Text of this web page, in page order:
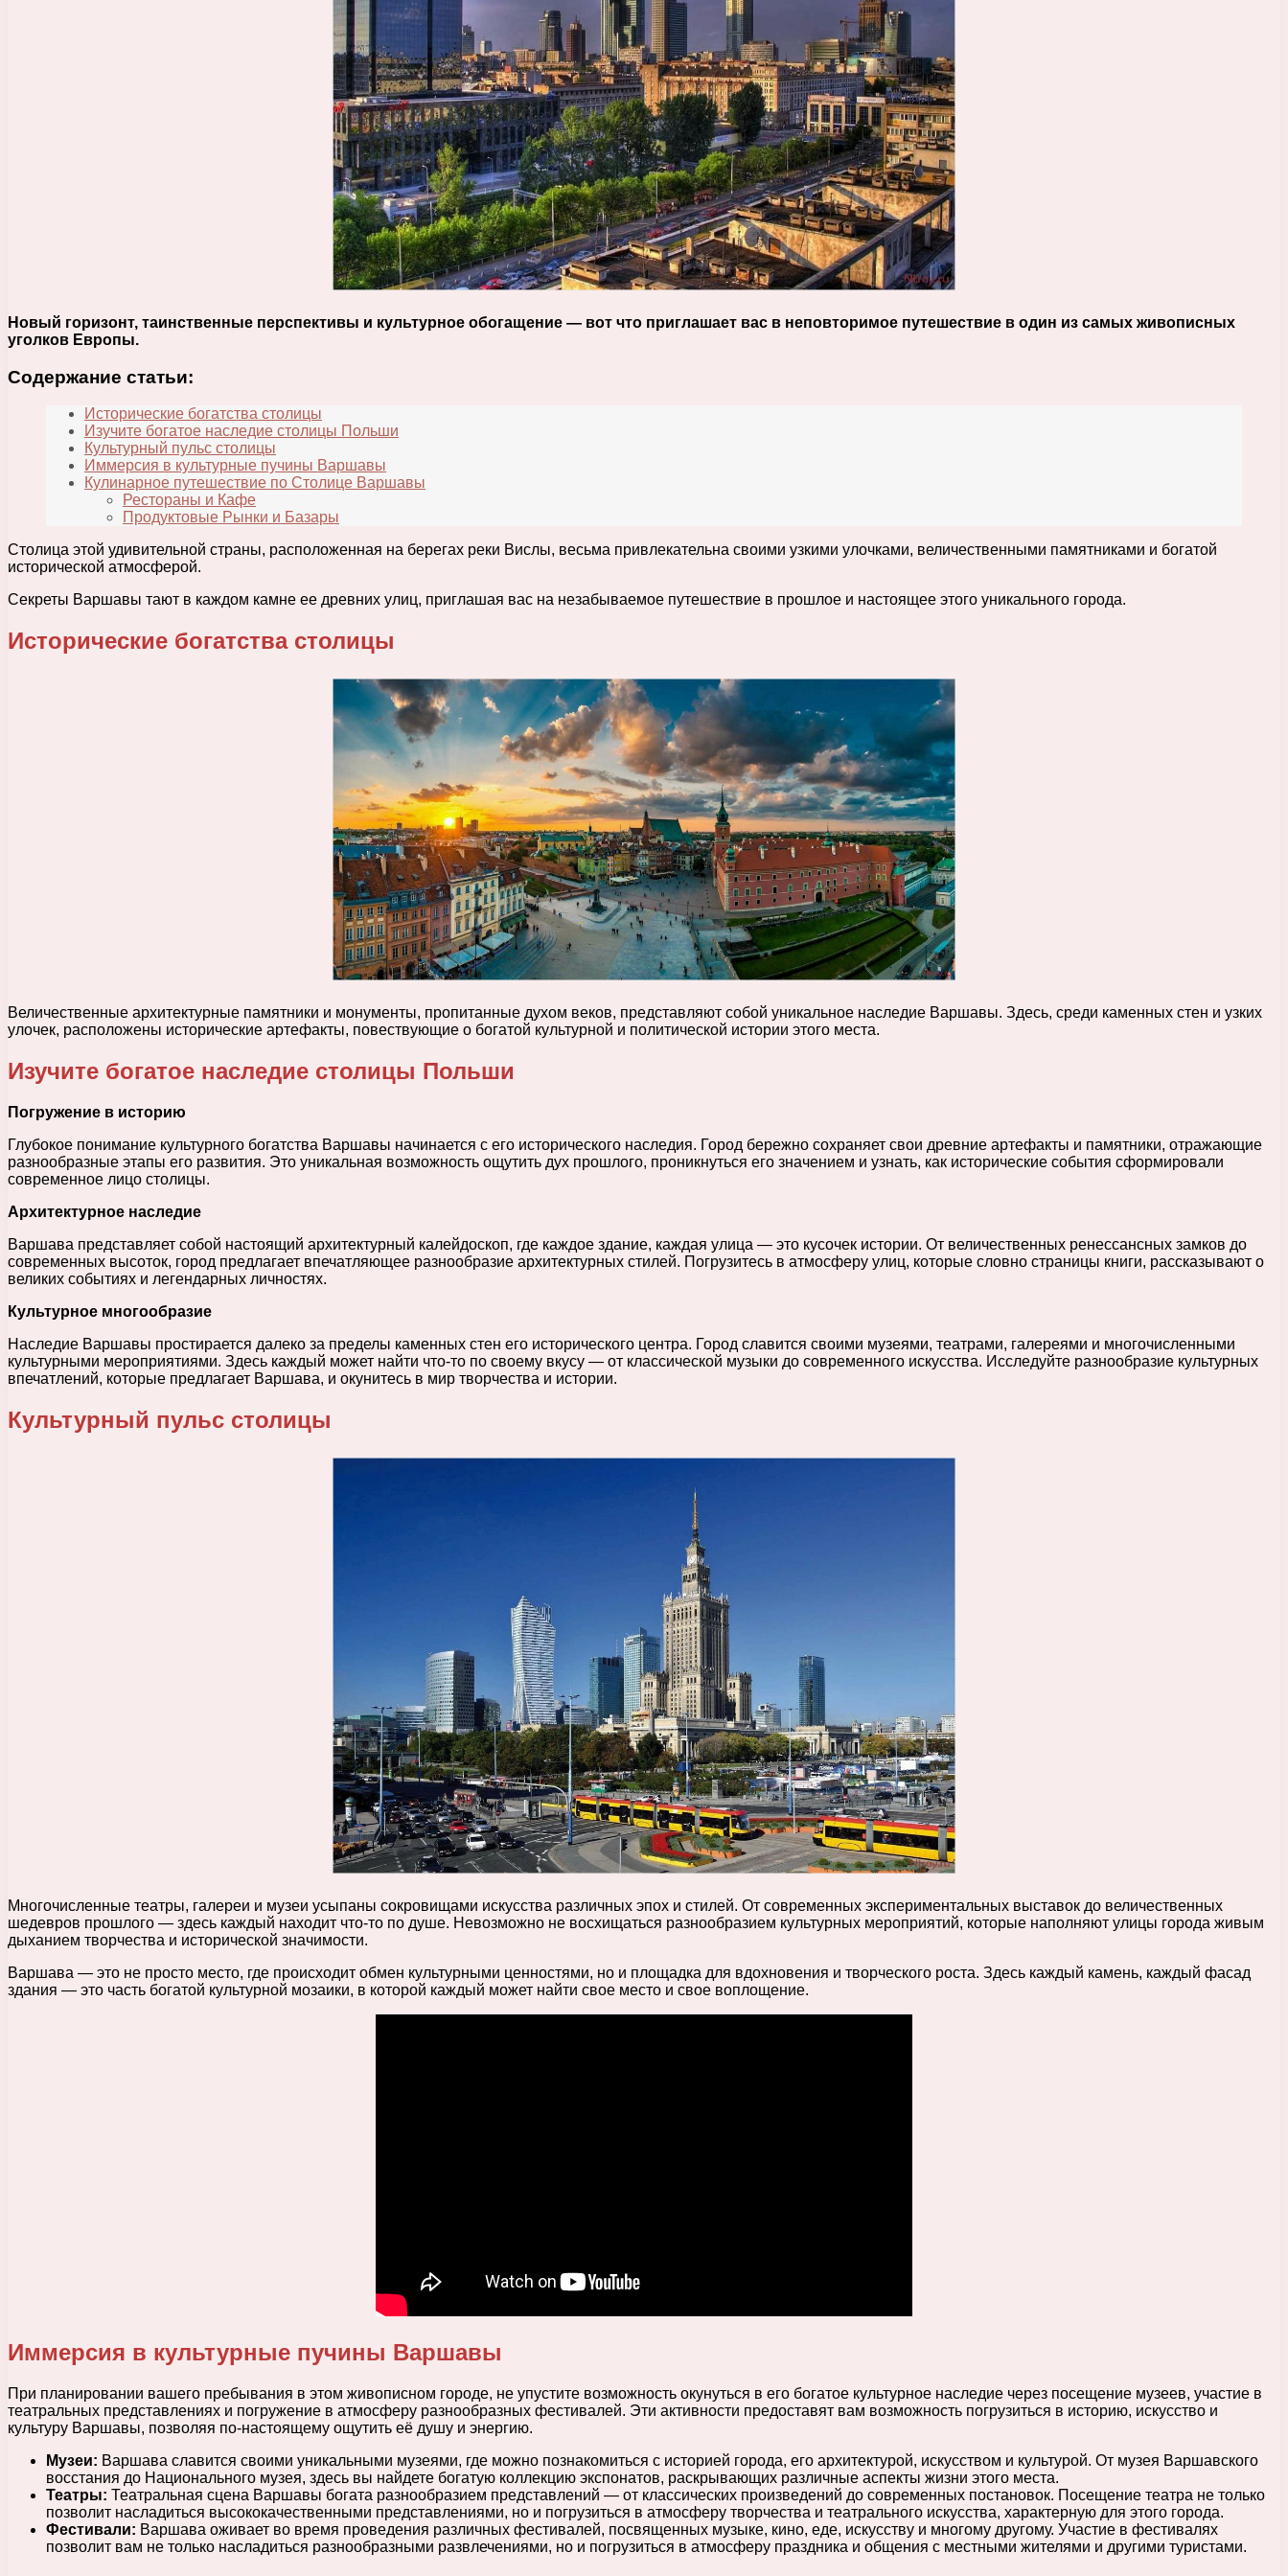
Новый горизонт, таинственные перспективы и культурное обогащение — вот что приглашает вас в неповторимое путешествие в один из самых живописных
уголков Европы.
Содержание статьи:
Исторические богатства столицы
Изучите богатое наследие столицы Польши
Культурный пульс столицы
Иммерсия в культурные пучины Варшавы
Кулинарное путешествие по Столице Варшавы
Рестораны и Кафе
Продуктовые Рынки и Базары
Столица этой удивительной страны, расположенная на берегах реки Вислы, весьма привлекательна своими узкими улочками, величественными памятниками и богатой
исторической атмосферой.
Секреты Варшавы тают в каждом камне ее древних улиц, приглашая вас на незабываемое путешествие в прошлое и настоящее этого уникального города.
Исторические богатства столицы
Величественные архитектурные памятники и монументы, пропитанные духом веков, представляют собой уникальное наследие Варшавы. Здесь, среди каменных стен и узких
улочек, расположены исторические артефакты, повествующие о богатой культурной и политической истории этого места.
Изучите богатое наследие столицы Польши
Погружение в историю
Глубокое понимание культурного богатства Варшавы начинается с его исторического наследия. Город бережно сохраняет свои древние артефакты и памятники, отражающие
разнообразные этапы его развития. Это уникальная возможность ощутить дух прошлого, проникнуться его значением и узнать, как исторические события сформировали
современное лицо столицы.
Архитектурное наследие
Варшава представляет собой настоящий архитектурный калейдоскоп, где каждое здание, каждая улица — это кусочек истории. От величественных ренессансных замков до
современных высоток, город предлагает впечатляющее разнообразие архитектурных стилей. Погрузитесь в атмосферу улиц, которые словно страницы книги, рассказывают о
великих событиях и легендарных личностях.
Культурное многообразие
Наследие Варшавы простирается далеко за пределы каменных стен его исторического центра. Город славится своими музеями, театрами, галереями и многочисленными
культурными мероприятиями. Здесь каждый может найти что-то по своему вкусу — от классической музыки до современного искусства. Исследуйте разнообразие культурных
впечатлений, которые предлагает Варшава, и окунитесь в мир творчества и истории.
Культурный пульс столицы
Многочисленные театры, галереи и музеи усыпаны сокровищами искусства различных эпох и стилей. От современных экспериментальных выставок до величественных
шедевров прошлого — здесь каждый находит что-то по душе. Невозможно не восхищаться разнообразием культурных мероприятий, которые наполняют улицы города живым
дыханием творчества и исторической значимости.
Варшава — это не просто место, где происходит обмен культурными ценностями, но и площадка для вдохновения и творческого роста. Здесь каждый камень, каждый фасад
здания — это часть богатой культурной мозаики, в которой каждый может найти свое место и свое воплощение.
Иммерсия в культурные пучины Варшавы
При планировании вашего пребывания в этом живописном городе, не упустите возможность окунуться в его богатое культурное наследие через посещение музеев, участие в
театральных представлениях и погружение в атмосферу разнообразных фестивалей. Эти активности предоставят вам возможность погрузиться в историю, искусство и
культуру Варшавы, позволяя по-настоящему ощутить её душу и энергию.
Музеи: Варшава славится своими уникальными музеями, где можно познакомиться с историей города, его архитектурой, искусством и культурой. От музея Варшавского
восстания до Национального музея, здесь вы найдете богатую коллекцию экспонатов, раскрывающих различные аспекты жизни этого места.
Театры: Театральная сцена Варшавы богата разнообразием представлений — от классических произведений до современных постановок. Посещение театра не только
позволит насладиться высококачественными представлениями, но и погрузиться в атмосферу творчества и театрального искусства, характерную для этого города.
Фестивали: Варшава оживает во время проведения различных фестивалей, посвященных музыке, кино, еде, искусству и многому другому. Участие в фестивалях
позволит вам не только насладиться разнообразными развлечениями, но и погрузиться в атмосферу праздника и общения с местными жителями и другими туристами.